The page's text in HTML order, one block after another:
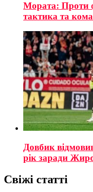
Мората: Проти
тактика та
Довбик
рік заради
Свіжі статті